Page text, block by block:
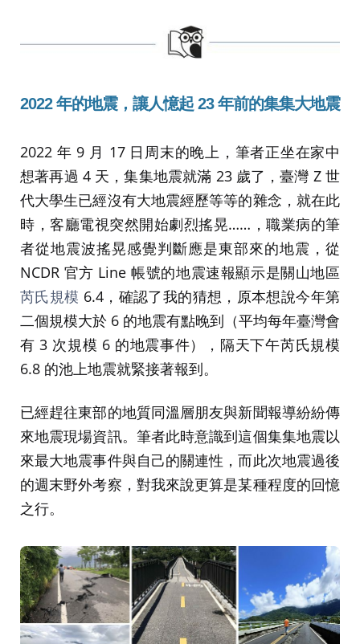
2022年的地震，讓人憶起 23 年前的集集大地震
2022 年 9 月 17 日周末的晚上，筆者正坐在家中
想著再過 4 天，集集地震就滿 23 歲了，臺灣 Z 世
代大學生已經沒有大地震經歷等等的雜念，就在此
時，客廳電視突然開始劇烈搖晃……，職業病的筆
者從地震波搖晃感覺判斷應是東部來的地震，從
NCDR 官方 Line 帳號的地震速報顯示是關山地區
芮氏規模 6.4，確認了我的猜想，原本想說今年第
二個規模大於 6 的地震有點晚到（平均每年臺灣會
有 3 次規模 6 的地震事件），隔天下午芮氏規模
6.8 的池上地震就緊接著報到。
已經趕往東部的地質同溫層朋友與新聞報導紛紛傳
來地震現場資訊。筆者此時意識到這個集集地震以
來最大地震事件與自己的關連性，而此次地震過後
的週末野外考察，對我來說更算是某種程度的回憶
之行。